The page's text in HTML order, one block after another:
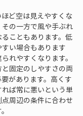
ど空は見えやすくな
の一方で風や手ぶれ
こともあります。低
い場合もあります
れやすくなります。
固定のしやすさの両
があります。高くす
ば常に悪いという単
周辺の条件に合わせ